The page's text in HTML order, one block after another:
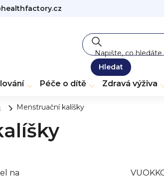
Hledat
Péče o dítě Zdravá výživa
Menstruační kalíšky
na